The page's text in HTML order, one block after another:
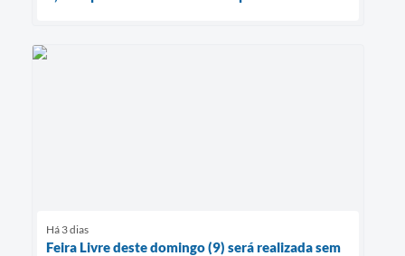
Há 3 dias
Feira Livre deste domingo (9) será realizada sem